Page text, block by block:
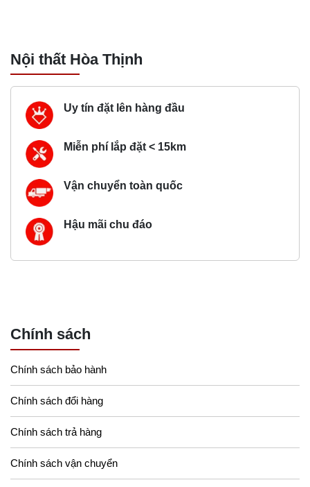
Nội thất Hòa Thịnh
Uy tín đặt lên hàng đầu
Miễn phí lắp đặt < 15km
Vận chuyển toàn quốc
Hậu mãi chu đáo
Chính sách
Chính sách bảo hành
Chính sách đổi hàng
Chính sách trả hàng
Chính sách vận chuyển